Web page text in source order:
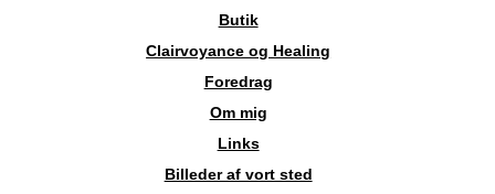
Butik
Clairvoyance og Healing
Foredrag
Om mig
Links
Billeder af vort sted